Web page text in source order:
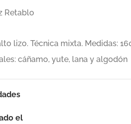
lizo. Técnica mixta. Medidas:
cáñamo, yute, lana y algodón
el